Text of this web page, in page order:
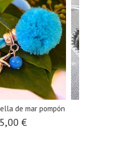
de mar pompón
5,00 €